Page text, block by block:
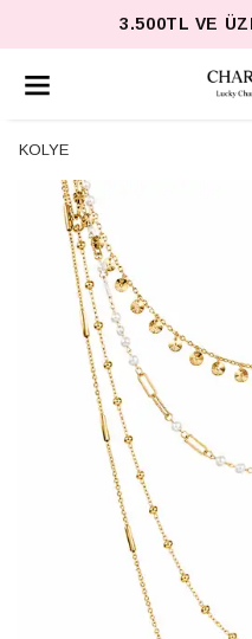
3.500TL VE
KOLYE